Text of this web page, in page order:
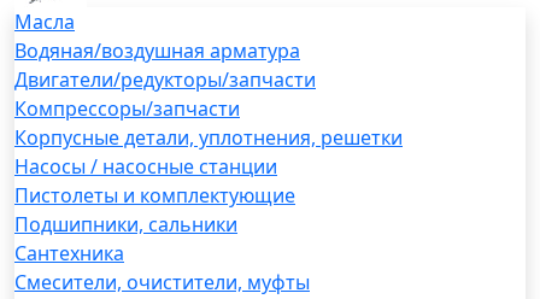
Масла
Водяная/воздушная арматура
Двигатели/редукторы/запчасти
Компрессоры/запчасти
Корпусные детали, уплотнения, решетки
Насосы / насосные станции
Пистолеты и комплектующие
Подшипники, сальники
Сантехника
Смесители, очистители, муфты